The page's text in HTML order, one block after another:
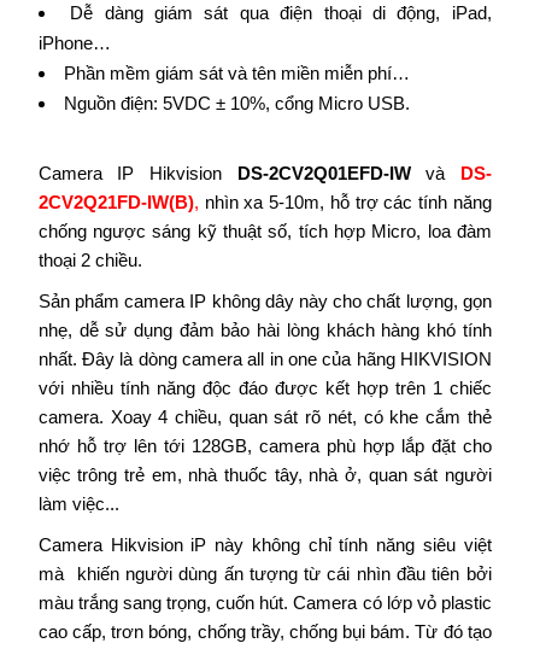
Dễ dàng giám sát qua điện thoại di động, iPad,
iPhone…
Phần mềm giám sát và tên miền miễn phí…
Nguồn điện: 5VDC ± 10%, cổng Micro USB.
Camera IP Hikvision DS-2CV2Q01EFD-IWvà DS-
2CV2Q21FD-IW(B), nhìn xa 5-10m, hỗ trợ các tính năng
chống ngược sáng kỹ thuật số, tích hợp Micro, loa đàm
thoại 2 chiều.
Sản phẩm camera IP không dây này cho chất lượng, gọn
nhẹ, dễ sử dụng đảm bảo hài lòng khách hàng khó tính
nhất. Đây là dòng camera all in one của hãng HIKVISION
với nhiều tính năng độc đáo được kết hợp trên 1 chiếc
camera. Xoay 4 chiều, quan sát rõ nét, có khe cắm thẻ
nhớ hỗ trợ lên tới 128GB, camera phù hợp lắp đặt cho
việc trông trẻ em, nhà thuốc tây, nhà ở, quan sát người
làm việc...
Camera Hikvision iP này không chỉ tính năng siêu việt
mà khiến người dùng ấn tượng từ cái nhìn đầu tiên bởi
màu trắng sang trọng, cuốn hút. Camera có lớp vỏ plastic
cao cấp, trơn bóng, chống trầy, chống bụi bám. Từ đó tạo